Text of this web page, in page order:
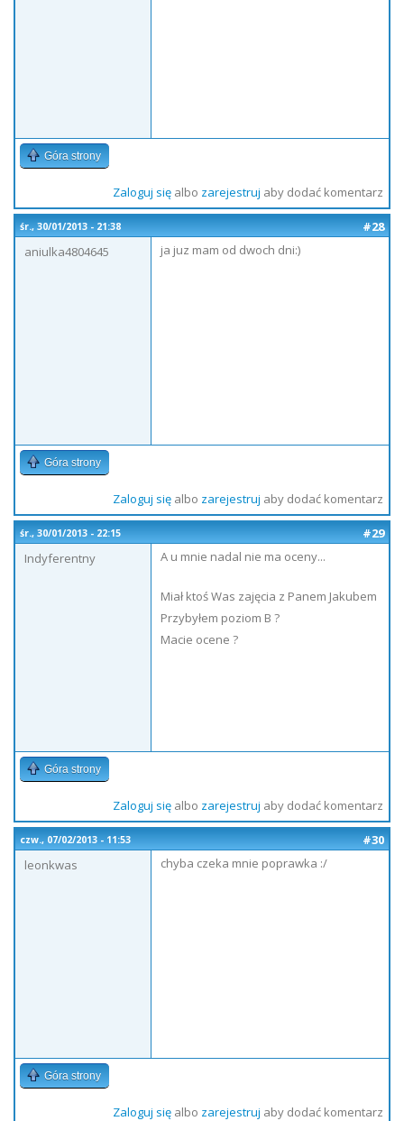
Góra strony
Zaloguj sięalbo zarejestruj aby dodać komentarz
śr., 30/01/2013 - 21:38
#28
aniulka4804645
ja juz mam od dwoch dni:)
Góra strony
Zaloguj sięalbo zarejestruj aby dodać komentarz
śr., 30/01/2013 - 22:15
#29
Indyferentny
A u mnie nadal nie ma oceny...
Miał ktoś Was zajęcia z Panem Jakubem
Przybyłem poziom B ?
Macie ocene ?
Góra strony
Zaloguj sięalbo zarejestruj aby dodać komentarz
czw., 07/02/2013 - 11:53
#30
leonkwas
chyba czeka mnie poprawka :/
Góra strony
Zaloguj sięalbo zarejestruj aby dodać komentarz